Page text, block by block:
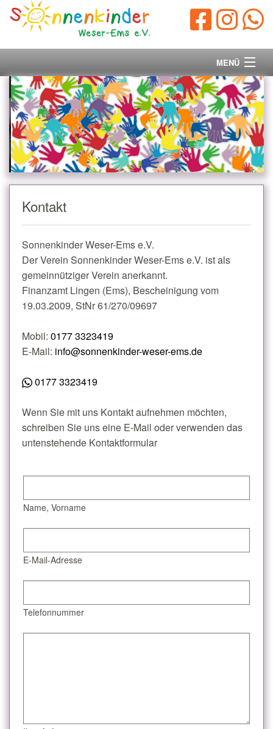
MENÜ
Startseite
Vorstand
Unsere Ziele
Ihre Spende
Kontakt
Kontakt
Sonnenkinder Weser-Ems e.V.
Der Verein Sonnenkinder Weser-Ems e.V. ist als
gemeinnütziger Verein anerkannt.
Finanzamt Lingen (Ems), Bescheinigung vom
19.03.2009, StNr 61/270/09697
Mobil: 0177 3323419
E-Mail: info@sonnenkinder-weser-ems.de
0177 3323419
Wenn Sie mit uns Kontakt aufnehmen möchten,
schreiben Sie uns eine E-Mail oder verwenden das
untenstehende Kontaktformular
Name, Vorname
E-Mail-Adresse
Telefonnummer